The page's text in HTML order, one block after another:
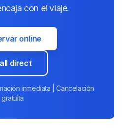
con el viaje.
online
direct
inmediata | Cancelación
gratuita